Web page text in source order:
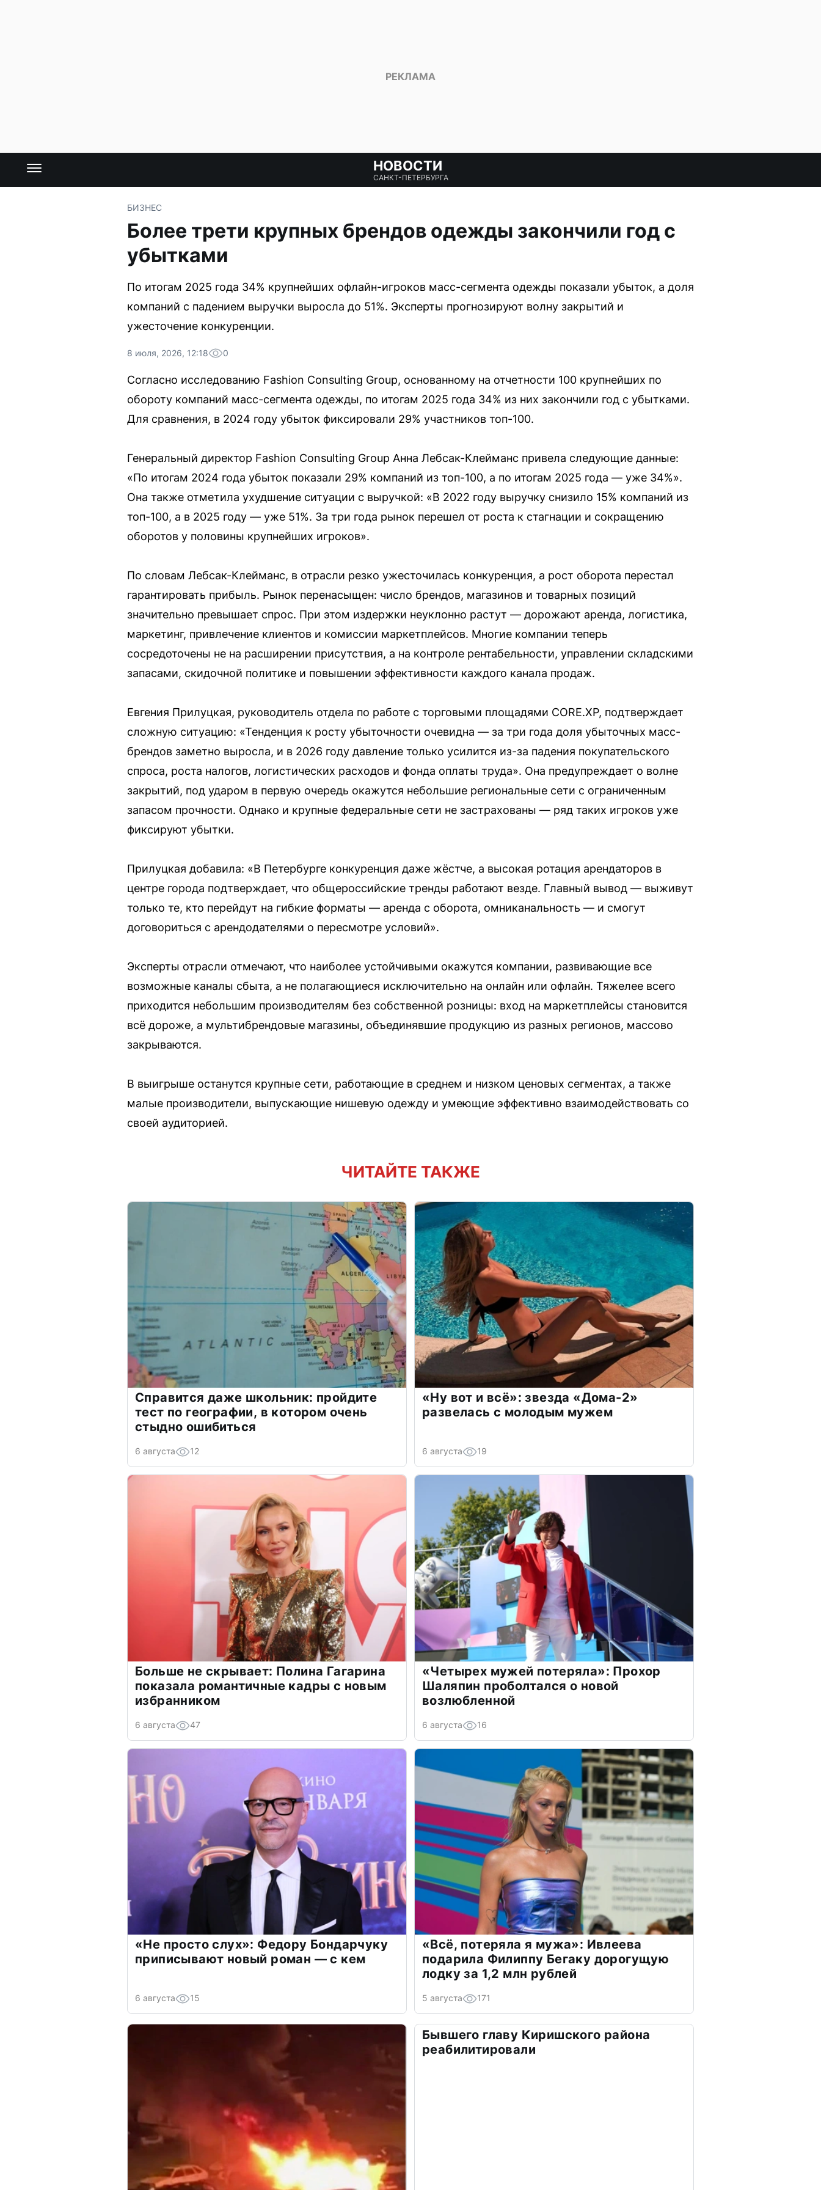
НОВОСТИ
САНКТ-ПЕТЕРБУРГА
БИЗНЕС
Более трети крупных брендов одежды закончили год с
убытками
По итогам 2025 года 34% крупнейших офлайн-игроков масс-сегмента одежды показали убыток, а доля
компаний с падением выручки выросла до 51%. Эксперты прогнозируют волну закрытий и
ужесточение конкуренции.
8 июля, 2026, 12:18 0
Согласно исследованию Fashion Consulting Group, основанному на отчетности 100 крупнейших по
обороту компаний масс-сегмента одежды, по итогам 2025 года 34% из них закончили год с убытками.
Для сравнения, в 2024 году убыток фиксировали 29% участников топ-100.
Генеральный директор Fashion Consulting Group Анна Лебсак-Клейманс привела следующие данные:
«По итогам 2024 года убыток показали 29% компаний из топ-100, а по итогам 2025 года — уже 34%».
Она также отметила ухудшение ситуации с выручкой: «В 2022 году выручку снизило 15% компаний из
топ-100, а в 2025 году — уже 51%. За три года рынок перешел от роста к стагнации и сокращению
оборотов у половины крупнейших игроков».
По словам Лебсак-Клейманс, в отрасли резко ужесточилась конкуренция, а рост оборота перестал
гарантировать прибыль. Рынок перенасыщен: число брендов, магазинов и товарных позиций
значительно превышает спрос. При этом издержки неуклонно растут — дорожают аренда, логистика,
маркетинг, привлечение клиентов и комиссии маркетплейсов. Многие компании теперь
сосредоточены не на расширении присутствия, а на контроле рентабельности, управлении складскими
запасами, скидочной политике и повышении эффективности каждого канала продаж.
Евгения Прилуцкая, руководитель отдела по работе с торговыми площадями CORE.XP, подтверждает
сложную ситуацию: «Тенденция к росту убыточности очевидна — за три года доля убыточных масс-
брендов заметно выросла, и в 2026 году давление только усилится из-за падения покупательского
спроса, роста налогов, логистических расходов и фонда оплаты труда». Она предупреждает о волне
закрытий, под ударом в первую очередь окажутся небольшие региональные сети с ограниченным
запасом прочности. Однако и крупные федеральные сети не застрахованы — ряд таких игроков уже
фиксируют убытки.
Прилуцкая добавила: «В Петербурге конкуренция даже жёстче, а высокая ротация арендаторов в
центре города подтверждает, что общероссийские тренды работают везде. Главный вывод — выживут
только те, кто перейдут на гибкие форматы — аренда с оборота, омниканальность — и смогут
договориться с арендодателями о пересмотре условий».
Эксперты отрасли отмечают, что наиболее устойчивыми окажутся компании, развивающие все
возможные каналы сбыта, а не полагающиеся исключительно на онлайн или офлайн. Тяжелее всего
приходится небольшим производителям без собственной розницы: вход на маркетплейсы становится
всё дороже, а мультибрендовые магазины, объединявшие продукцию из разных регионов, массово
закрываются.
В выигрыше останутся крупные сети, работающие в среднем и низком ценовых сегментах, а также
малые производители, выпускающие нишевую одежду и умеющие эффективно взаимодействовать со
своей аудиторией.
ЧИТАЙТЕ ТАКЖЕ
Справится даже школьник: пройдите
тест по географии, в котором очень
стыдно ошибиться
6 августа 12
«Ну вот и всё»: звезда «Дома-2»
развелась с молодым мужем
6 августа 19
Больше не скрывает: Полина Гагарина
показала романтичные кадры с новым
избранником
6 августа 47
«Четырех мужей потеряла»: Прохор
Шаляпин проболтался о новой
возлюбленной
6 августа 16
«Не просто слух»: Федору Бондарчуку
приписывают новый роман — с кем
6 августа 15
«Всё, потеряла я мужа»: Ивлеева
подарила Филиппу Бегаку дорогущую
лодку за 1,2 млн рублей
5 августа 171
Бывшего главу Киришского района
реабилитировали